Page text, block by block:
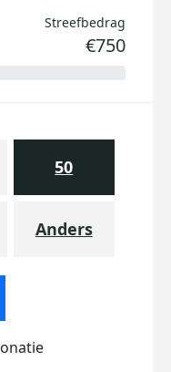
Streefbedrag
€750
50
Anders